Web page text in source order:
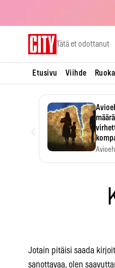
Tätä et odottanut
Etusivu Viihde
Jotain pitäisi saada
sanottavaa, olen